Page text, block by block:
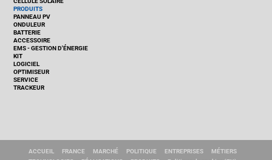
PRODUITS
PANNEAU PV
ONDULEUR
BATTERIE
ACCESSOIRE
EMS - GESTION D'ÉNERGIE
KIT
LOGICIEL
OPTIMISEUR
SERVICE
TRACKEUR
ACCUEIL FRANCE MARCHÉ POLITIQUE ENTREPRISES
MÉTIERS